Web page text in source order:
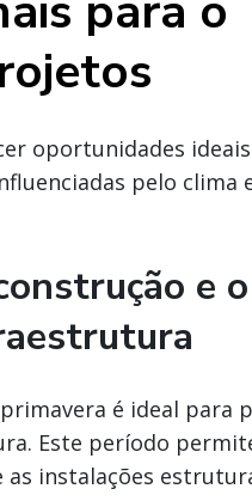
oportunidades
pelo clima
e o
é ideal para
Este período
instalações